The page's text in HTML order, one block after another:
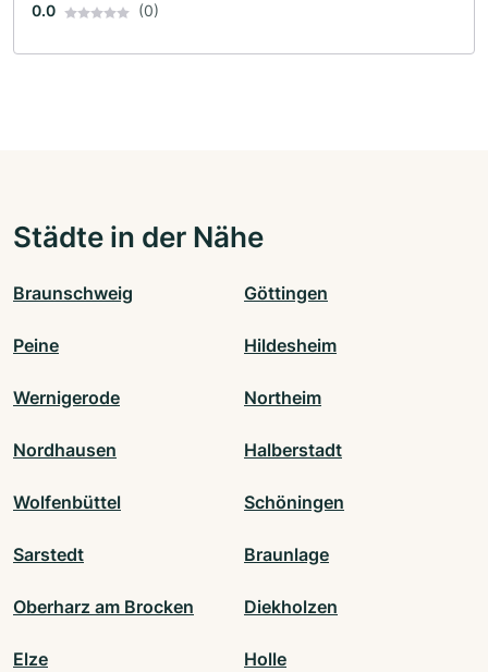
0.0 (0)
Städte in der Nähe
Braunschweig Göttingen
Peine Hildesheim
Wernigerode Northeim
Nordhausen Halberstadt
Wolfenbüttel Schöningen
Sarstedt Braunlage
Oberharz am Brocken Diekholzen
Elze Holle